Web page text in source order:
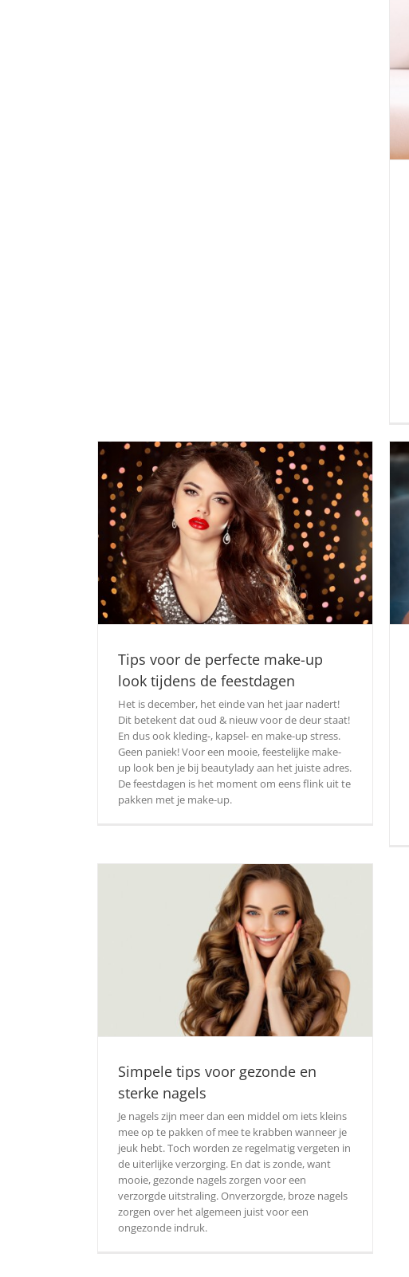
Tips voor de perfecte make-up
look tijdens de feestdagen
Het is december, het einde van het jaar nadert!
Dit betekent dat oud & nieuw voor de deur staat!
En dus ook kleding-, kapsel- en make-up stress.
Geen paniek! Voor een mooie, feestelijke make-
up look ben je bij beautylady aan het juiste adres.
De feestdagen is het moment om eens flink uit te
pakken met je make-up.
Simpele tips voor gezonde en
sterke nagels
Je nagels zijn meer dan een middel om iets kleins
mee op te pakken of mee te krabben wanneer je
jeuk hebt. Toch worden ze regelmatig vergeten in
de uiterlijke verzorging. En dat is zonde, want
mooie, gezonde nagels zorgen voor een
verzorgde uitstraling. Onverzorgde, broze nagels
zorgen over het algemeen juist voor een
ongezonde indruk.